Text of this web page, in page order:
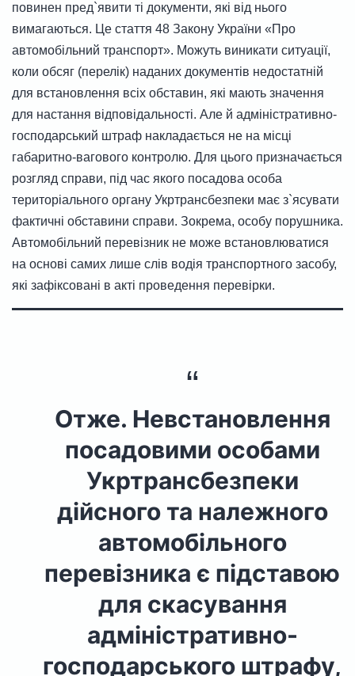
повинен пред`явити ті документи, які від нього
вимагаються. Це стаття 48 Закону України «Про
автомобільний транспорт». Можуть виникати ситуації,
коли обсяг (перелік) наданих документів недостатній
для встановлення всіх обставин, які мають значення
для настання відповідальності. Але й адміністративно-
господарський штраф накладається не на місці
габаритно-вагового контролю. Для цього призначається
розгляд справи, під час якого посадова особа
територіального органу Укртрансбезпеки має з`ясувати
фактичні обставини справи. Зокрема, особу порушника.
Автомобільний перевізник не може встановлюватися
на основі самих лише слів водія транспортного засобу,
які зафіксовані в акті проведення перевірки.
Отже. Невстановлення
посадовими особами
Укртрансбезпеки
дійсного та належного
автомобільного
перевізника є підставою
для скасування
адміністративно-
господарського штрафу,